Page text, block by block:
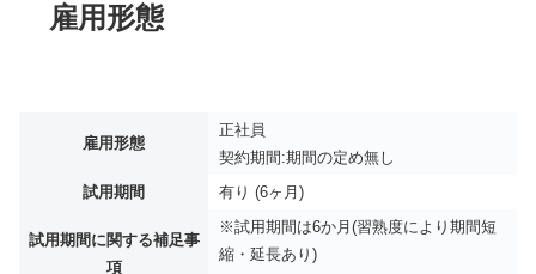
雇用形態
雇用形態
正社員
契約期間:期間の定め無し
試用期間
有り (6ヶ月)
試用期間に関する補足事
項
※試用期間は6か月(習熟度により期間短
縮・延長あり)